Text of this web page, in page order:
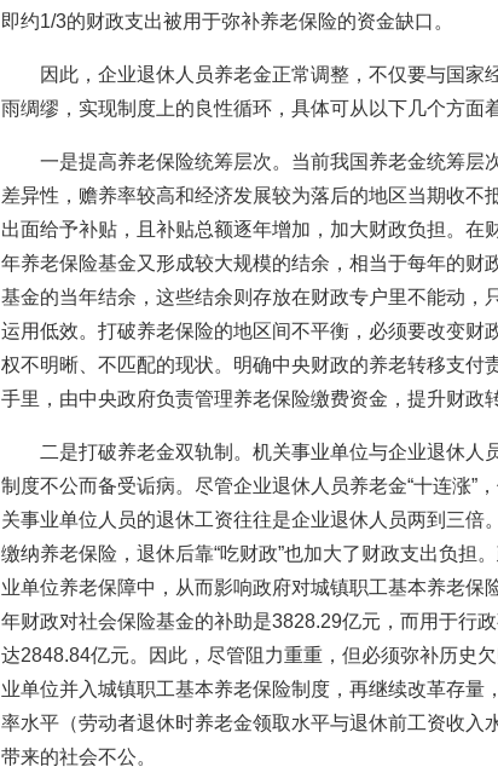
即约1/3的财政支出被用于弥补养老保险的资金缺口。
因此，企业退休人员养老金正常调整，不仅要与国家
雨绸缪，实现制度上的良性循环，具体可从以下几个方面
一是提高养老保险统筹层次。当前我国养老金统筹层
差异性，赡养率较高和经济发展较为落后的地区当期收不
出面给予补贴，且补贴总额逐年增加，加大财政负担。在
年养老保险基金又形成较大规模的结余，相当于每年的财
基金的当年结余，这些结余则存放在财政专户里不能动，
运用低效。打破养老保险的地区间不平衡，必须要改变财
权不明晰、不匹配的现状。明确中央财政的养老转移支付
手里，由中央政府负责管理养老保险缴费资金，提升财政
二是打破养老金双轨制。机关事业单位与企业退休人
制度不公而备受诟病。尽管企业退休人员养老金“十连涨”
关事业单位人员的退休工资往往是企业退休人员两到三倍
缴纳养老保险，退休后靠“吃财政”也加大了财政支出负担
业单位养老保障中，从而影响政府对城镇职工基本养老保
年财政对社会保险基金的补助是3828.29亿元，而用于行
达2848.84亿元。因此，尽管阻力重重，但必须弥补历史
业单位并入城镇职工基本养老保险制度，再继续改革存量
率水平（劳动者退休时养老金领取水平与退休前工资收入
带来的社会不公。